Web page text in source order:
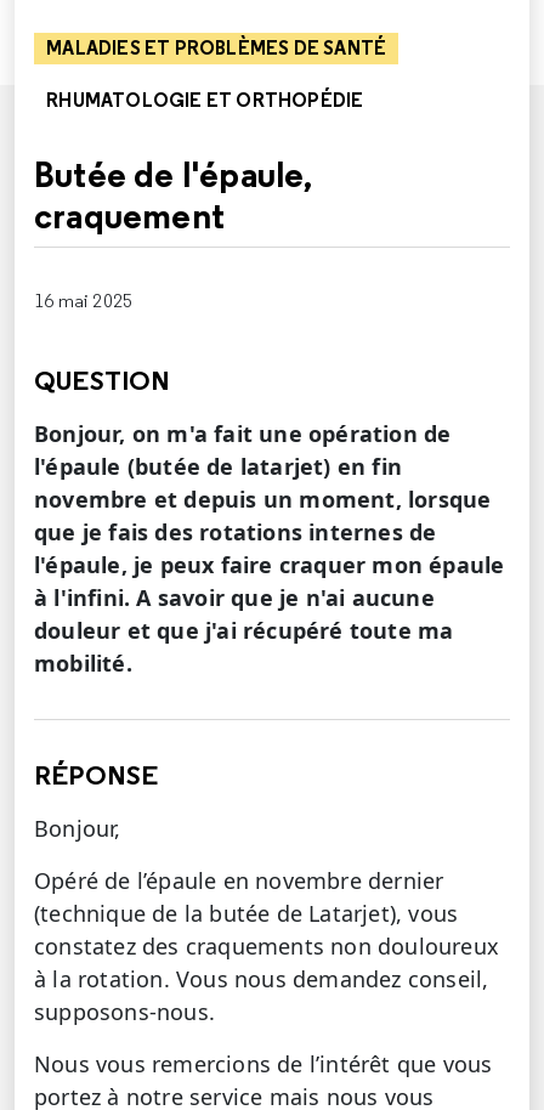
MALADIES ET PROBLÈMES DE SANTÉ
RHUMATOLOGIE ET ORTHOPÉDIE
Butée de l'épaule,
craquement
16 mai 2025
QUESTION
Bonjour, on m'a fait une opération de
l'épaule (butée de latarjet) en fin
novembre et depuis un moment, lorsque
que je fais des rotations internes de
l'épaule, je peux faire craquer mon épaule
à l'infini. A savoir que je n'ai aucune
douleur et que j'ai récupéré toute ma
mobilité.
RÉPONSE
Bonjour,
Opéré de l’épaule en novembre dernier
(technique de la butée de Latarjet), vous
constatez des craquements non douloureux
à la rotation. Vous nous demandez conseil,
supposons-nous.
Nous vous remercions de l’intérêt que vous
portez à notre service mais nous vous